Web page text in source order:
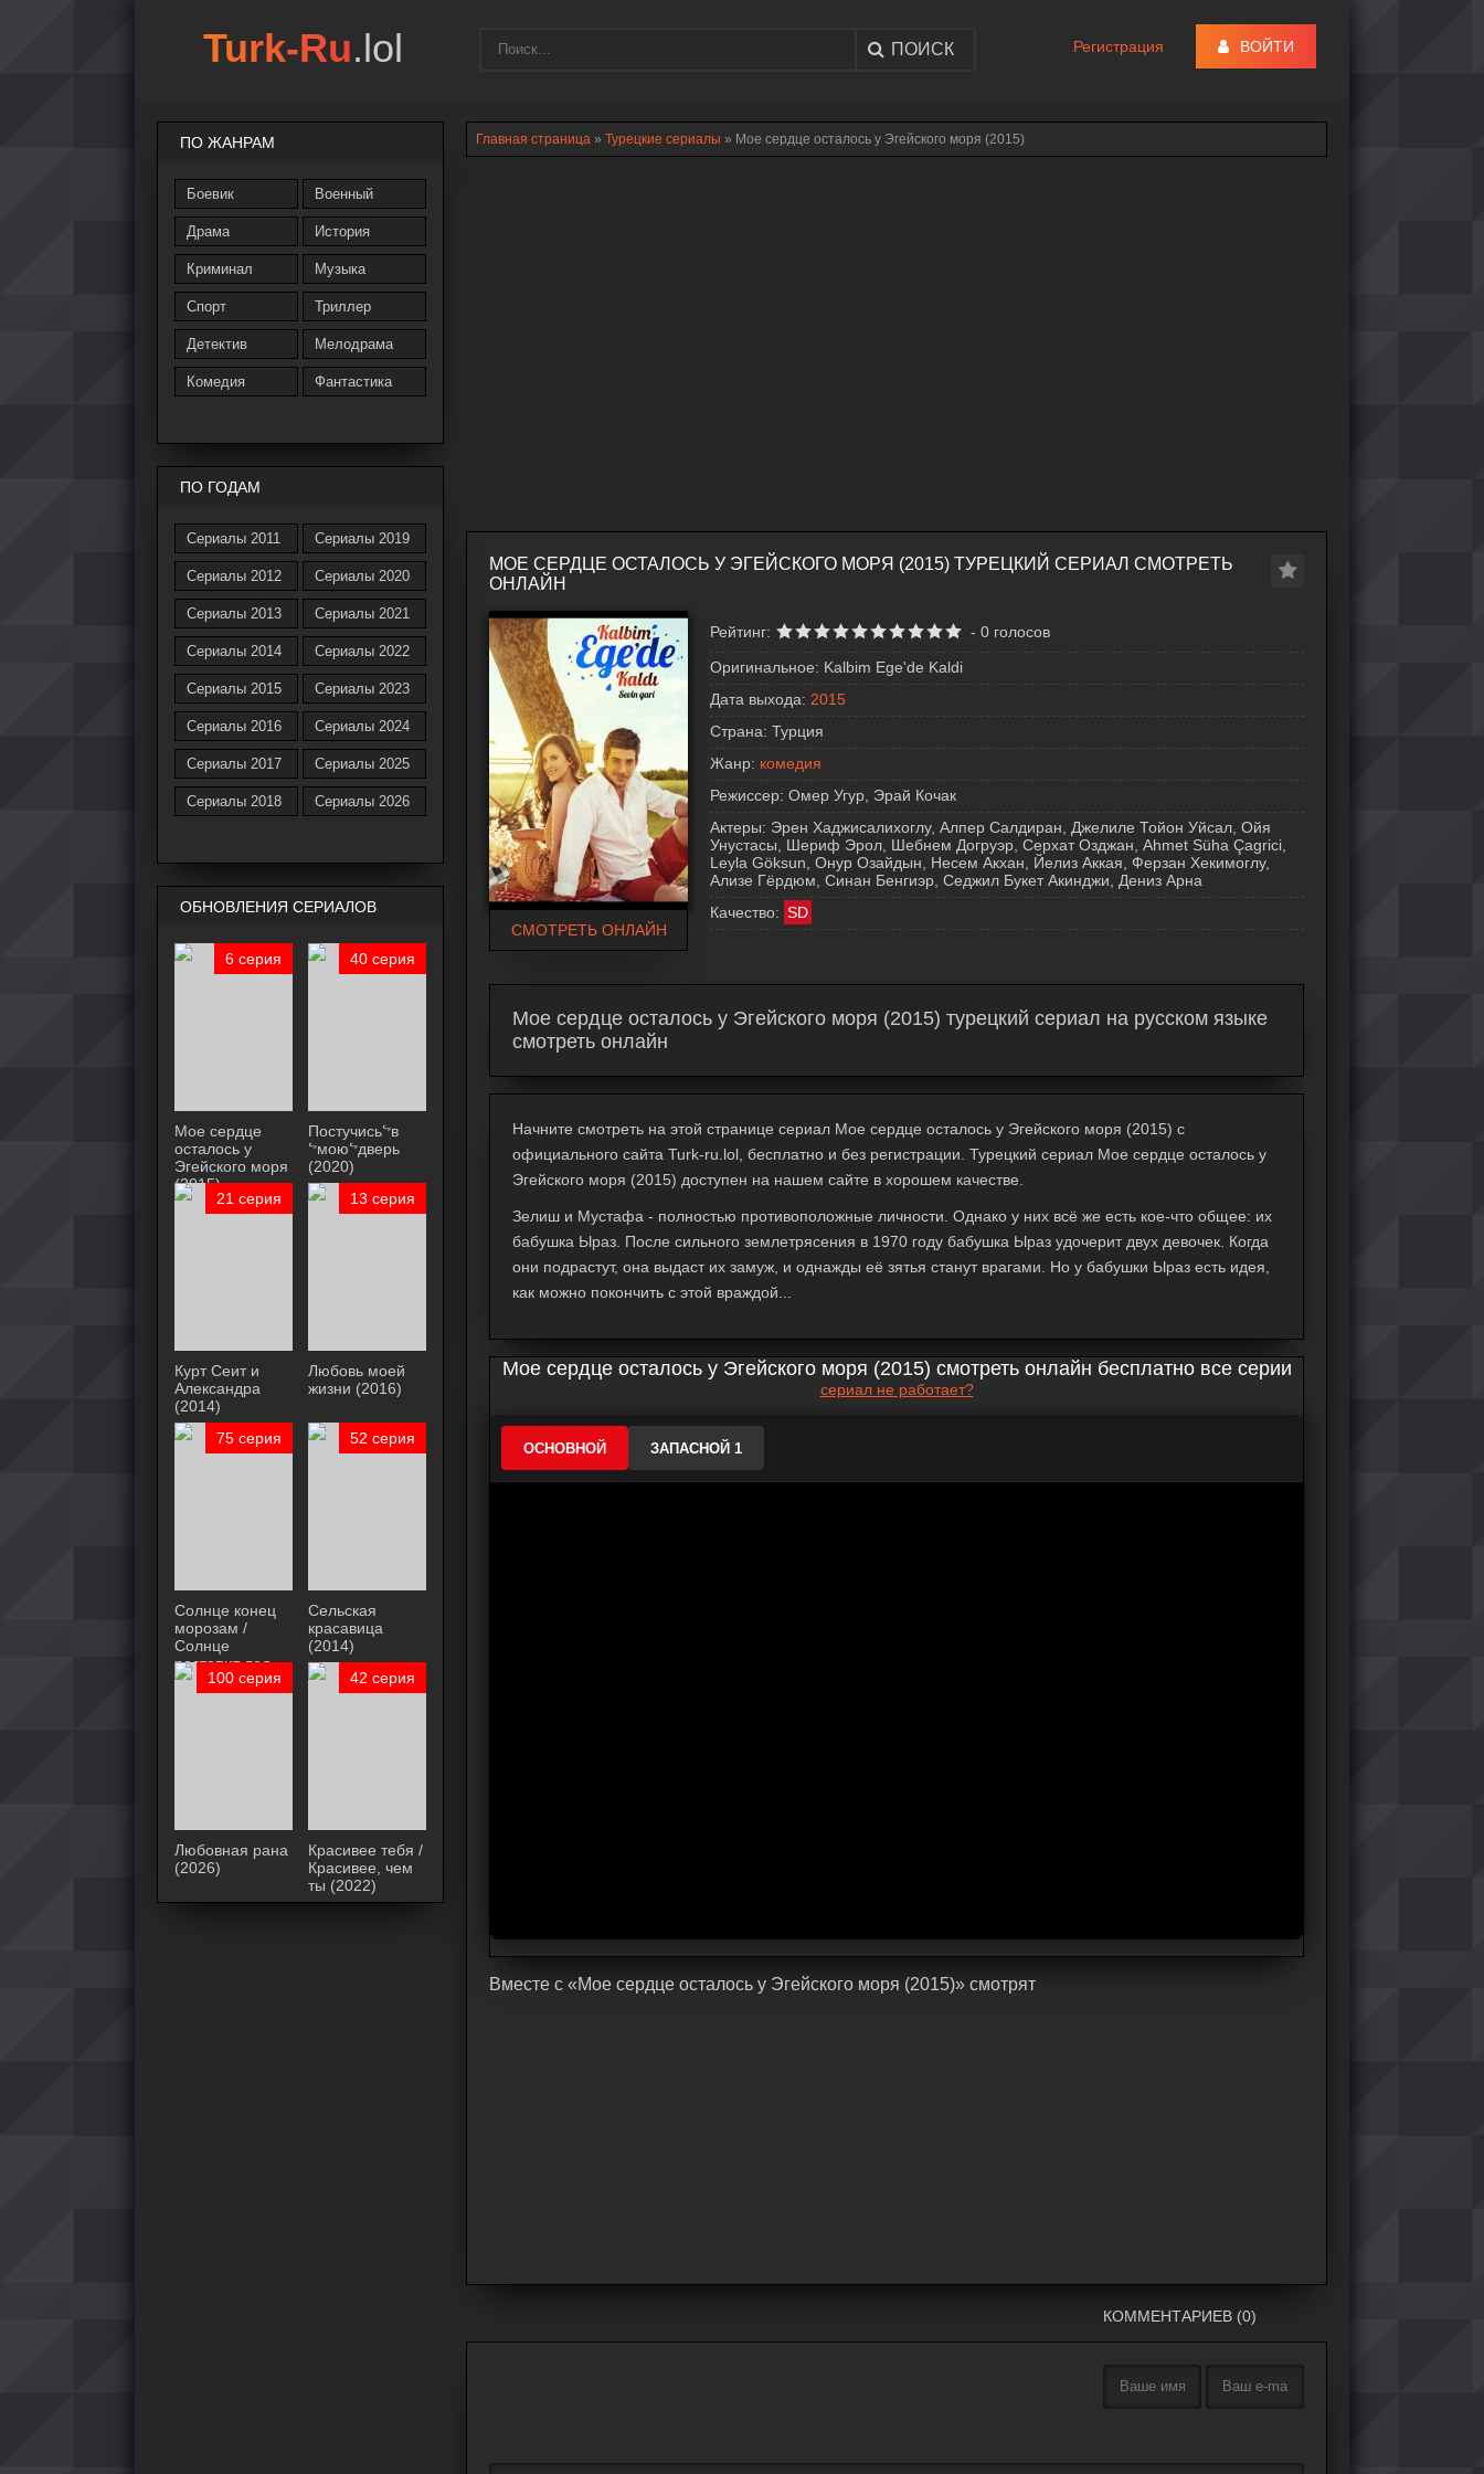
Главная страница » Турецкие сериалы » Мое сердце осталось у Эгейского моря (2015)
МОЕ СЕРДЦЕ ОСТАЛОСЬ У ЭГЕЙСКОГО МОРЯ (2015) ТУРЕЦКИЙ СЕРИАЛ СМОТРЕТЬ
ОНЛАЙН
СМОТРЕТЬ ОНЛАЙН
Рейтинг: - 0 голосов
Оригинальное: Kalbim Ege'de Kaldi
Дата выхода: 2015
Страна: Турция
Жанр: комедия
Режиссер: Омер Угур, Эрай Кочак
Актеры: Эрен Хаджисалихоглу, Алпер Салдиран, Джелиле Тойон Уйсал, Ойя
Унустасы, Шериф Эрол, Шебнем Догруэр, Серхат Озджан, Ahmet Süha Çagrici,
Leyla Göksun, Онур Озайдын, Несем Акхан, Йелиз Аккая, Ферзан Хекимоглу,
Ализе Гёрдюм, Синан Бенгиэр, Седжил Букет Акинджи, Дениз Арна
Качество: SD
Мое сердце осталось у Эгейского моря (2015) турецкий сериал на русском языке
смотреть онлайн
Начните смотреть на этой странице сериал Мое сердце осталось у Эгейского моря (2015) с
официального сайта Turk-ru.lol, бесплатно и без регистрации. Турецкий сериал Мое сердце осталось у
Эгейского моря (2015) доступен на нашем сайте в хорошем качестве.
Зелиш и Мустафа - полностью противоположные личности. Однако у них всё же есть кое-что общее: их
бабушка Ыраз. После сильного землетрясения в 1970 году бабушка Ыраз удочерит двух девочек. Когда
они подрастут, она выдаст их замуж, и однажды её зятья станут врагами. Но у бабушки Ыраз есть идея,
как можно покончить с этой враждой...
Мое сердце осталось у Эгейского моря (2015) смотреть онлайн бесплатно все серии
сериал не работает?
ОСНОВНОЙ ЗАПАСНОЙ 1
Bмecтe c «Мое сердце осталось у Эгейского моря (2015)» cмoтpят
КОММЕНТАРИЕВ (0)
ПО ЖАНРАМ
Боевик
Драма
Криминал
Спорт
Детектив
Комедия
Военный
История
Музыка
Триллер
Мелодрама
Фантастика
ПО ГОДАМ
Сериалы 2011
Сериалы 2012
Сериалы 2013
Сериалы 2014
Сериалы 2015
Сериалы 2016
Сериалы 2017
Сериалы 2018
Сериалы 2019
Сериалы 2020
Сериалы 2021
Сериалы 2022
Сериалы 2023
Сериалы 2024
Сериалы 2025
Сериалы 2026
ОБНОВЛЕНИЯ СЕРИАЛОВ
6 серия
Мое сердце
осталось у
Эгейского моря
(2015)
40 серия
Постучисьᖦв
ᖦмоюᖦдверь
(2020)
21 серия
Курт Сеит и
Александра
(2014)
13 серия
Любовь моей
жизни (2016)
75 серия
Солнце конец
морозам /
Солнце
растопит лед
(2024)
52 серия
Сельская
красавица
(2014)
100 серия
Любовная рана
(2026)
42 серия
Красивее тебя /
Красивее, чем
ты (2022)
Turk-Ru.lol ПОИСК Регистрация ВОЙТИ